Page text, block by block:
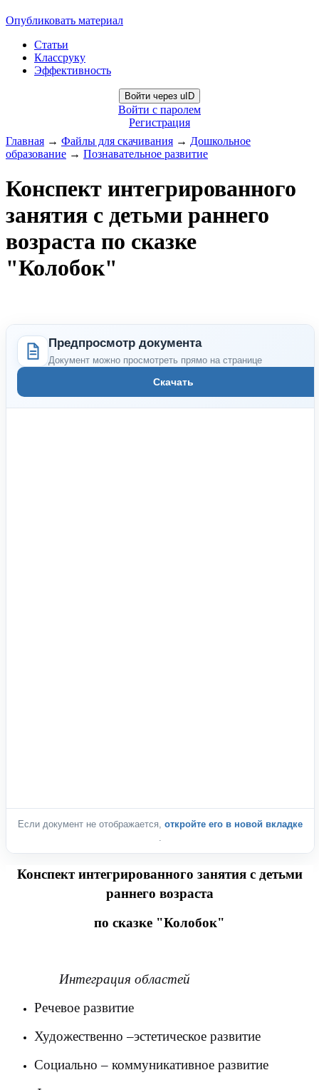
Опубликовать материал
Статьи
Классруку
Эффективность
Войти через uID
Войти с паролем
Регистрация
Главная → Файлы для скачивания → Дошкольное
образование → Познавательное развитие
Конспект интегрированного
занятия с детьми раннего
возраста по сказке
"Колобок"
Предпросмотр документа
Документ можно просмотреть прямо на странице
Скачать
Если документ не отображается, откройте его в новой вкладке
Конспект интегрированного занятия с детьми
раннего возраста
по сказке "Колобок"
Интеграция областей
Речевое развитие
Художественно –эстетическое развитие
Социально – коммуникативное развитие